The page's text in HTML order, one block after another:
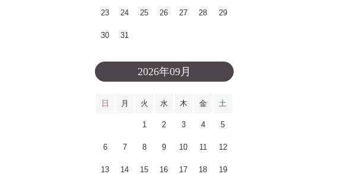
23 24 25 26 27 28 29
30 31
2026年09月
日 月 火 水 木 金 土
1 2 3 4 5
6 7 8 9 10 11 12
13 14 15 16 17 18 19